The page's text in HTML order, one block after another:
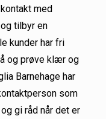
med
tilbyr en
kunder har fri
og prøve klær og
Barnehage har
som
gi råd når det er